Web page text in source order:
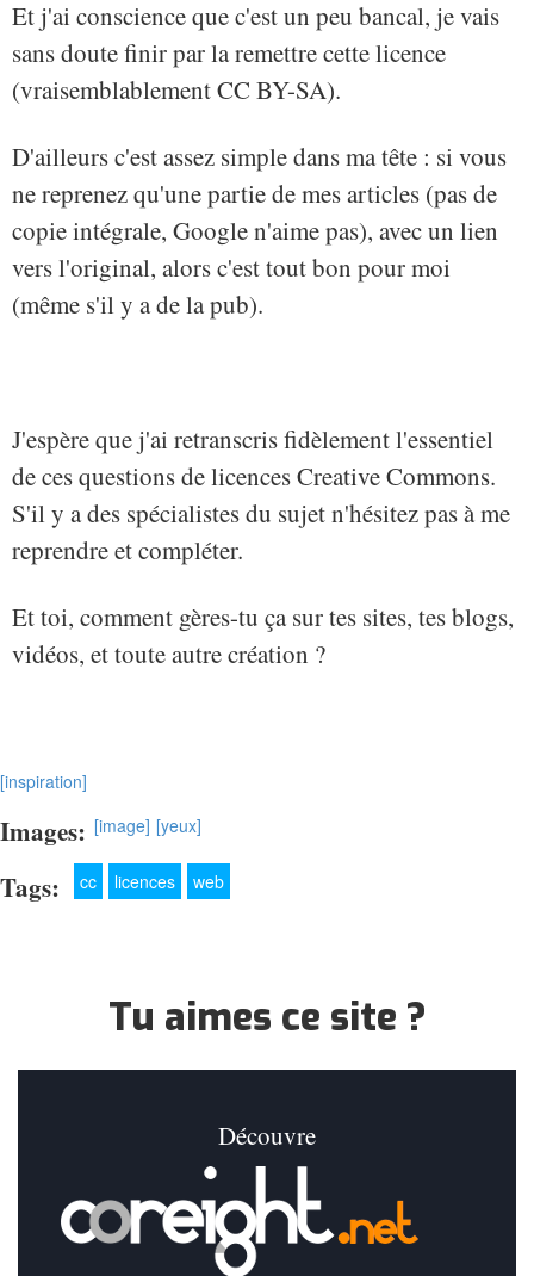
Et j'ai conscience que c'est un peu bancal, je vais
sans doute finir par la remettre cette licence
(vraisemblablement CC BY-SA).
D'ailleurs c'est assez simple dans ma tête : si vous
ne reprenez qu'une partie de mes articles (pas de
copie intégrale, Google n'aime pas), avec un lien
vers l'original, alors c'est tout bon pour moi
(même s'il y a de la pub).
J'espère que j'ai retranscris fidèlement l'essentiel
de ces questions de licences Creative Commons.
S'il y a des spécialistes du sujet n'hésitez pas à me
reprendre et compléter.
Et toi, comment gères-tu ça sur tes sites, tes blogs,
vidéos, et toute autre création ?
[inspiration]
Images: [image] [yeux]
Tags: cc licences web
Tu aimes ce site ?
Découvre